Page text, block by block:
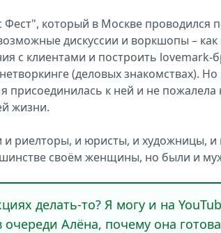
который в Москве проводился
дискуссии и воркшопы –
с клиентами и построить lovemark-
(деловых знакомствах).
я присоединилась к ней и не
жизни.
и риелторы, и юристы, и художницы,
своём женщины, но были и
делать-то? Я могу и на
очереди Алёна, почему она